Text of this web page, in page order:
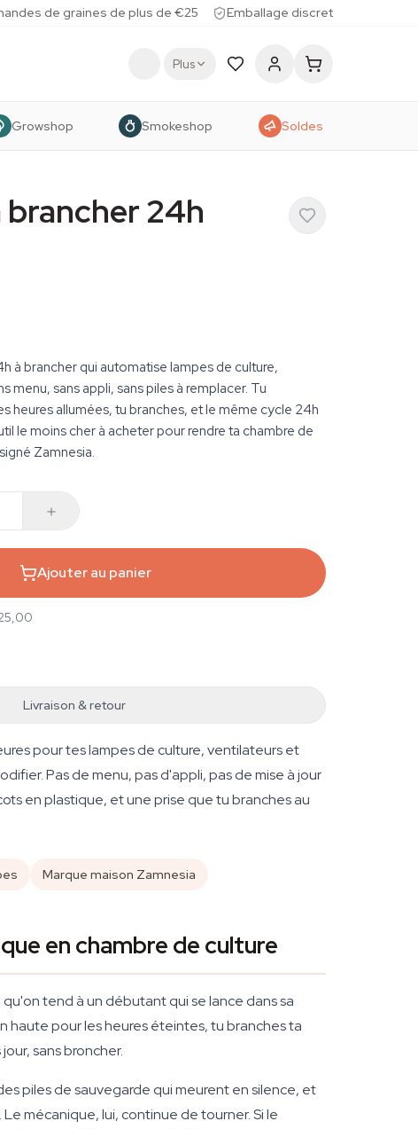
de graines de plus de €25 Emballage discret
Plus
Growshop Smokeshop Soldes
24h
à brancher qui automatise lampes de culture,
menu, sans appli, sans piles à remplacer. Tu
heures allumées, tu branches, et le même cycle 24h
le moins cher à acheter pour rendre ta chambre de
Zamnesia.
Ajouter au panier
Livraison & retour
pour tes lampes de culture, ventilateurs et
Pas de menu, pas d'appli, pas de mise à jour
en plastique, et une prise que tu branches au
Marque maison Zamnesia
en chambre de culture
tend à un débutant qui se lance dans sa
haute pour les heures éteintes, tu branches ta
sans broncher.
piles de sauvegarde qui meurent en silence, et
mécanique, lui, continue de tourner. Si le